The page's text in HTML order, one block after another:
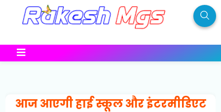
आज आएगी हाई स्कूल और इंटरमीडिएट